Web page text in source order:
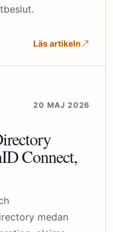
Läs artikeln
20 MAJ 2026
Connect,
medan